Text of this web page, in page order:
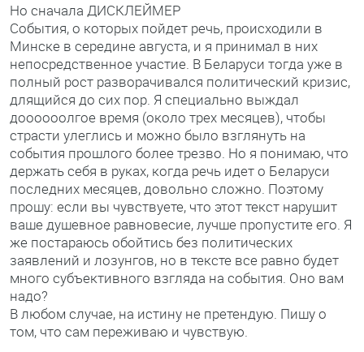
Но сначала ДИСКЛЕЙМЕР
События, о которых пойдет речь, происходили в
Минске в середине августа, и я принимал в них
непосредственное участие. В Беларуси тогда уже в
полный рост разворачивался политический кризис,
длящийся до сих пор. Я специально выждал
доооооолгое время (около трех месяцев), чтобы
страсти улеглись и можно было взглянуть на
события прошлого более трезво. Но я понимаю, что
держать себя в руках, когда речь идет о Беларуси
последних месяцев, довольно сложно. Поэтому
прошу: если вы чувствуете, что этот текст нарушит
ваше душевное равновесие, лучше пропустите его. Я
же постараюсь обойтись без политических
заявлений и лозунгов, но в тексте все равно будет
много субъективного взгляда на события. Оно вам
надо?
В любом случае, на истину не претендую. Пишу о
том, что сам переживаю и чувствую.